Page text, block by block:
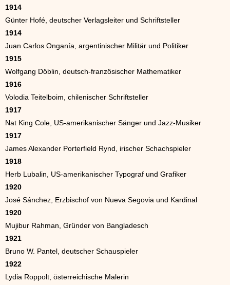
1914
Günter Hofé, deutscher Verlagsleiter und Schriftsteller
1914
Juan Carlos Onganía, argentinischer Militär und Politiker
1915
Wolfgang Döblin, deutsch-französischer Mathematiker
1916
Volodia Teitelboim, chilenischer Schriftsteller
1917
Nat King Cole, US-amerikanischer Sänger und Jazz-Musiker
1917
James Alexander Porterfield Rynd, irischer Schachspieler
1918
Herb Lubalin, US-amerikanischer Typograf und Grafiker
1920
José Sánchez, Erzbischof von Nueva Segovia und Kardinal
1920
Mujibur Rahman, Gründer von Bangladesch
1921
Bruno W. Pantel, deutscher Schauspieler
1922
Lydia Roppolt, österreichische Malerin